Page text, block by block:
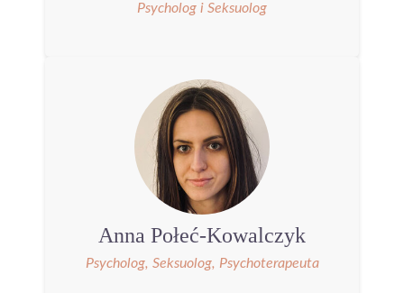
Psycholog i Seksuolog
Anna Połeć-Kowalczyk
Psycholog, Seksuolog, Psychoterapeuta